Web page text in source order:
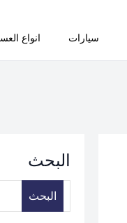
سيارات انواع
البحث
البحث